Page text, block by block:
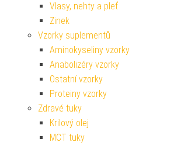
Vlasy, nehty a pleť
Zinek
Vzorky suplementů
Aminokyseliny vzorky
Anabolizéry vzorky
Ostatní vzorky
Proteiny vzorky
Zdravé tuky
Krilový olej
MCT tuky